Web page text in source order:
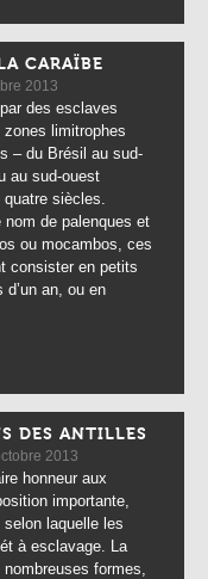
CARAÏBE
2013
des esclaves
limitrophes
– du Brésil au sud-
au sud-ouest
quatre siècles.
de palenques et
ou mocambos, ces
consister en petits
an, ou en
DES ANTILLES
2013
honneur aux
importante,
selon laquelle les
à esclavage. La
formes,